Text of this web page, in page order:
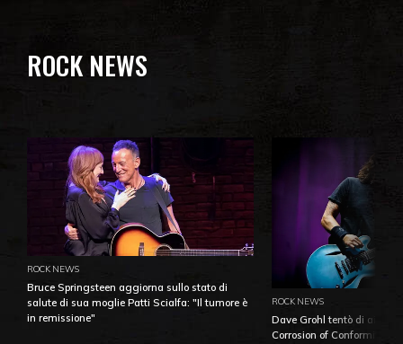
ROCK NEWS
ROCK NEWS
Bruce Springsteen aggiorna sullo stato di
salute di sua moglie Patti Scialfa: "Il tumore è
in remissione"
ROCK NEWS
Dave Grohl tentò di
Corrosion of Conformity